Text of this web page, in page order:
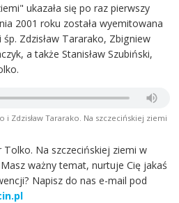
ukazała się po raz pierwszy
2001 roku została wyemitowana
Zdzisław Tararako, Zbigniew
a także Stanisław Szubiński,
Zdzisław Tararako. Na szczecińskiej ziemi
Na szczecińskiej ziemi w
ważny temat, nurtuje Cię jakaś
Napisz do nas e-mail pod